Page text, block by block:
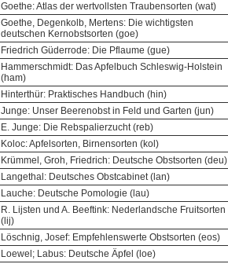
Goethe: Atlas der wertvollsten Traubensorten (wat)
Goethe, Degenkolb, Mertens: Die wichtigsten
deutschen Kernobstsorten (goe)
Friedrich Güderrode: Die Pflaume (gue)
Hammerschmidt: Das Apfelbuch Schleswig-Holstein
(ham)
Hinterthür: Praktisches Handbuch (hin)
Junge: Unser Beerenobst in Feld und Garten (jun)
E. Junge: Die Rebspalierzucht (reb)
Koloc: Apfelsorten, Birnensorten (kol)
Krümmel, Groh, Friedrich: Deutsche Obstsorten (deu)
Langethal: Deutsches Obstcabinet (lan)
Lauche: Deutsche Pomologie (lau)
R. Lijsten und A. Beeftink: Nederlandsche Fruitsorten
(lij)
Löschnig, Josef: Empfehlenswerte Obstsorten (eos)
Loewel; Labus: Deutsche Äpfel (loe)